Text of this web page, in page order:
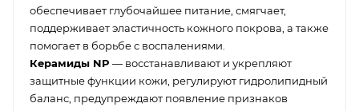
обеспечивает глубочайшее питание, смягчает,
поддерживает эластичность кожного покрова, а также
помогает в борьбе с воспалениями.
Керамиды NP — восстанавливают и укрепляют
защитные функции кожи, регулируют гидролипидный
баланс, предупреждают появление признаков